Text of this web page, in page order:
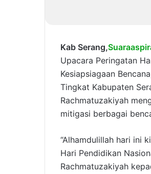
Kab Serang,
Upacara Peringatan
Kesiapsiagaan
Tingkat Kabupaten
Rachmatuzakiyah
mitigasi berbagai
“Alhamdulillah hari ini
Hari Pendidikan
Rachmatuzakiyah